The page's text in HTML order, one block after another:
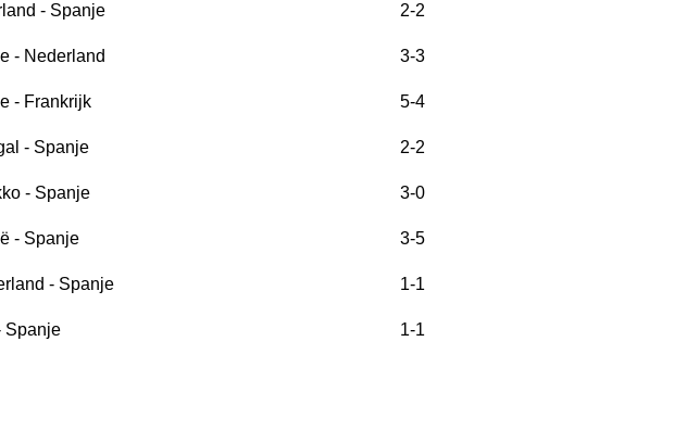
- Spanje 2-2
- Nederland 3-3
- Frankrijk 5-4
- Spanje 2-2
- Spanje 3-0
- Spanje 3-5
- Spanje 1-1
Spanje 1-1